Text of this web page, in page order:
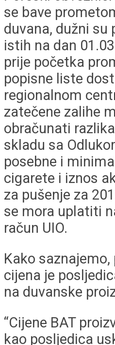
se bave
duvana, dužni su
istih na dan
prije početka
popisne liste
regionalnom
zatečene zalihe
obračunati
skladu sa
posebne i
cigarete i iznos
za pušenje za
se mora uplatiti
račun UIO.
Kako saznajemo,
cijena je
na duvanske
“Cijene BAT
kao posljedica